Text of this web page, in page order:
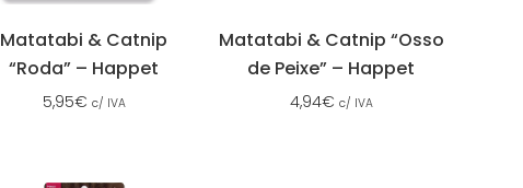
Matatabi & Catnip
“Roda” – Happet
5,95€ c/ IVA
Matatabi & Catnip “Osso
de Peixe” – Happet
4,94€ c/ IVA